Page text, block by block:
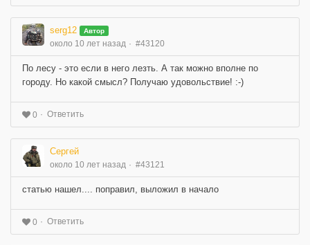
serg12 Автор
около 10 лет назад #43120
По лесу - это если в него лезть. А так можно вполне по
городу. Но какой смысл? Получаю удовольствие! :-)
0 Ответить
Сергей
около 10 лет назад #43121
статью нашел.... поправил, выложил в начало
0 Ответить